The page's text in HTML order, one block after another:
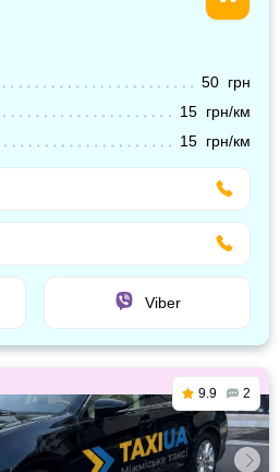
50 грн
15 грн/км
15 грн/км
Viber
9.9 2